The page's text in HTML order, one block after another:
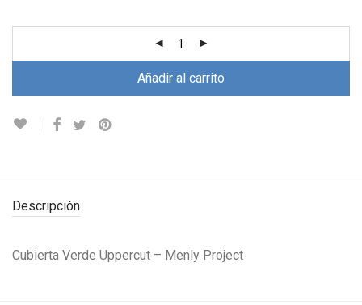
Añadir al carrito
Descripción
Cubierta Verde Uppercut – Menly Project